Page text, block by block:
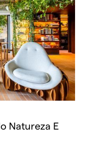
Natureza E